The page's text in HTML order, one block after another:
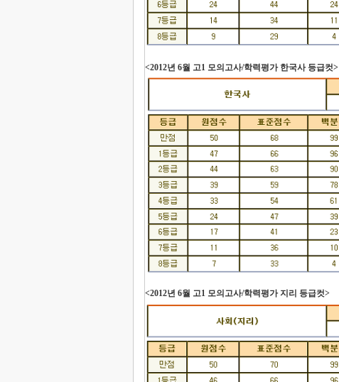
<2012년 6월 고1 모의고사/학력평가 한국사 등급컷>
<2012년 6월 고1 모의고사/학력평가 지리 등급컷>